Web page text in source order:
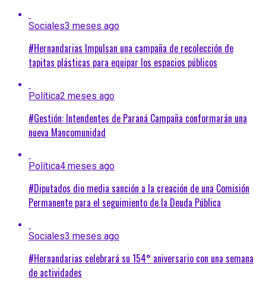
Sociales3 meses ago
#Hernandarias Impulsan una campaña de recolección de
tapitas plásticas para equipar los espacios públicos
Política2 meses ago
#Gestión: Intendentes de Paraná Campaña conformarán una
nueva Mancomunidad
Política4 meses ago
#Diputados dio media sanción a la creación de una Comisión
Permanente para el seguimiento de la Deuda Pública
Sociales3 meses ago
#Hernandarias celebrará su 154° aniversario con una semana
de actividades